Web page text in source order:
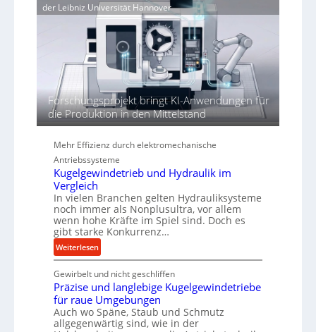
j
r
e
h
d
i
e
P
r
f
o
r
m
a
n
c
e
b
e
i
m
der Leibniz Universität Hannover
Forschungsprojekt bringt KI-Anwendungen für
die Produktion in den Mittelstand
Mehr Effizienz durch elektromechanische
Antriebssysteme
Kugelgewindetrieb und Hydraulik im
Vergleich
In vielen Branchen gelten Hydrauliksysteme
noch immer als Nonplusultra, vor allem
wenn hohe Kräfte im Spiel sind. Doch es
gibt starke Konkurrenz…
Weiterlesen:
K
u
g
e
l
g
Gewirbelt und nicht geschliffen
Präzise und langlebige Kugelgewindetriebe
für raue Umgebungen
Auch wo Späne, Staub und Schmutz
allgegenwärtig sind, wie in der